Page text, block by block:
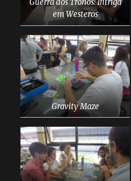
Guerra dos Tronos: Intriga
em Westeros
Gravity Maze